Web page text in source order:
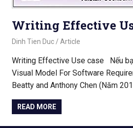
Writing Effective
August 26, 2020
Dinh Tien Duc Article
Writing Effective Use case Nếu
Visual Model For Software
Beatty and Anthony Chen (Năm
READ MORE